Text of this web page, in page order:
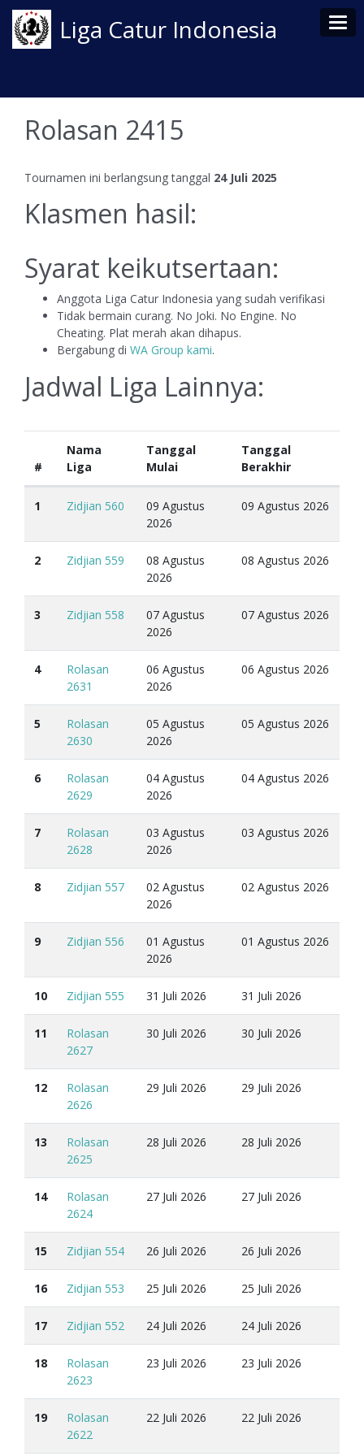
Liga Catur Indonesia
Rolasan 2415
Tournamen ini berlangsung tanggal 24 Juli 2025
Klasmen hasil:
Syarat keikutsertaan:
Anggota Liga Catur Indonesia yang sudah verifikasi
Tidak bermain curang. No Joki. No Engine. No
Cheating. Plat merah akan dihapus.
Bergabung di WA Group kami.
Jadwal Liga Lainnya:
#
Nama
Liga
Tanggal
Mulai
Tanggal
Berakhir
1 Zidjian 560
09 Agustus
2026
09 Agustus 2026
2 Zidjian 559
08 Agustus
2026
08 Agustus 2026
3 Zidjian 558
07 Agustus
2026
07 Agustus 2026
4
Rolasan
2631
06 Agustus
2026
06 Agustus 2026
5
Rolasan
2630
05 Agustus
2026
05 Agustus 2026
6
Rolasan
2629
04 Agustus
2026
04 Agustus 2026
7
Rolasan
2628
03 Agustus
2026
03 Agustus 2026
8 Zidjian 557
02 Agustus
2026
02 Agustus 2026
9 Zidjian 556
01 Agustus
2026
01 Agustus 2026
10 Zidjian 555 31 Juli 2026 31 Juli 2026
11
Rolasan
2627
30 Juli 2026 30 Juli 2026
12
Rolasan
2626
29 Juli 2026 29 Juli 2026
13
Rolasan
2625
28 Juli 2026 28 Juli 2026
14
Rolasan
2624
27 Juli 2026 27 Juli 2026
15 Zidjian 554 26 Juli 2026 26 Juli 2026
16 Zidjian 553 25 Juli 2026 25 Juli 2026
17 Zidjian 552 24 Juli 2026 24 Juli 2026
18
Rolasan
2623
23 Juli 2026 23 Juli 2026
19
Rolasan
2622
22 Juli 2026 22 Juli 2026